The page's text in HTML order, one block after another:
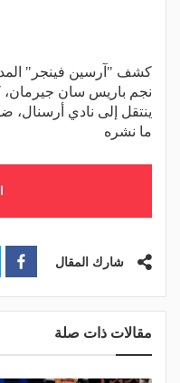
كشف "آرسين فينجر"
نجم باريس سان جيرمان،
ينتقل إلى نادي
ما نشره
شارك المقال
مقالات ذات صلة